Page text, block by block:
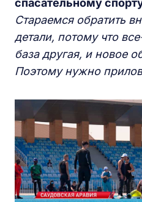
Стараемся обратить
детали, потому что
база другая, и новое
Поэтому нужно